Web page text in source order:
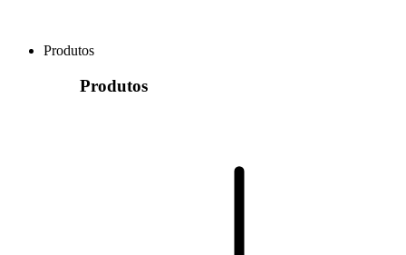
Produtos
Produtos